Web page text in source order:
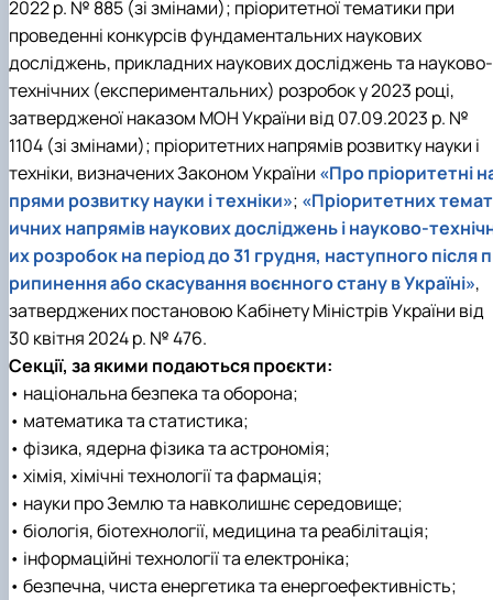
Іноземні мови
Працевлаштування
Їдальні та буфети
Студентські квитки
Центр вивчення мов
Психологічна підтримка
Інклюзивне середовище
Рада молодих вчених
Наукові школи
Стартап школа НУБіП України
Методичні рекомендації, пам'ятки
Форми документів
Патентно-ліцензійна діяльність
ЦКНО «Агропромисловий комплекс, лісове і
садово-паркове господарство, ветеринарна
медицина»
Обладнання НУБіП України
Біоетична комісія
Наукові видання
Досліднику та автору
Звіт про проведення НТЗ
Наукові журнали НУБіП України
Наукові журнали НУБіП України (English)
Пам'ятка про проведення науково-
заходів
Порядок планування та організації
проведення НТЗ
Результати науково-технічних заходів
Монографії
Наука для бізнесу
Каталог наукових послуг
«SEB-2024»
«SEB-2025»
Наглядова рада
Рада роботодавців
Благодійний фонд «Голосіївська ініціатива
2020»
Історія університету
Видатні випускники та працівники
Звіт ректора
Пам'яті захисників України
Почесні доктори і професори НУБіП України
Пресслужба
Університетський кур'єр
Вибори ректора
Програма розвитку університету
ініціатива – 2025»
Доступ до публічної інформації
Державні закупівлі
Офіційна символіка
Антикорупційні заходи
Уповноважена особа з питань запобігання
виявлення корупції
Положення про антикорупційного
уповноваженого НУБіП України
Національні нормативно-правові акти
Нормативно-правові акти НУБіП України
Інформаційні ресурси НАЗК
Методичні роз’яснення НАЗК
Антикорупційні заходи
Гендерна радниця
Контактна інформація
2022 р. № 885 (зі змінами); пріоритетної тематики при
проведенні конкурсів фундаментальних наукових
досліджень, прикладних наукових досліджень та науково-
технічних (експериментальних) розробок у 2023 році,
затвердженої наказом МОН України від 07.09.2023 р. №
1104 (зі змінами); пріоритетних напрямів розвитку науки і
техніки, визначених Законом України «Про пріоритетні
прями розвитку науки і техніки»; «Пріоритетних темат
ичних напрямів наукових досліджень і науково-
их розробок на період до 31 грудня, наступного після п
рипинення або скасування воєнного стану в Україні»,
затверджених постановою Кабінету Міністрів України від
30 квітня 2024 р. № 476.
Секції, за якими подаються проєкти:
• національна безпека та оборона;
• математика та статистика;
• фізика, ядерна фізика та астрономія;
• хімія, хімічні технології та фармація;
• науки про Землю та навколишнє середовище;
• біологія, біотехнології, медицина та реабілітація;
• інформаційні технології та електроніка;
• безпечна, чиста енергетика та енергоефективність;